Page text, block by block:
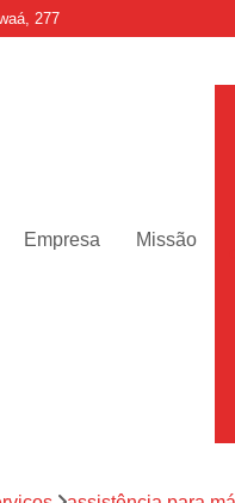
277
Empresa Missão